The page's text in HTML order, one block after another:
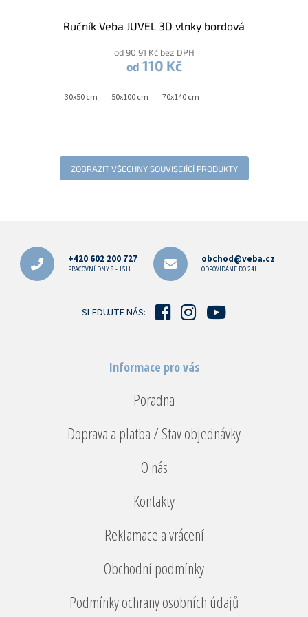
Ručník Veba JUVEL 3D vlnky bordová
od 90,91 Kč bez DPH
od 110 Kč
30x50 cm 50x100 cm 70x140 cm
ZOBRAZIT VŠECHNY SOUVISEJÍCÍ PRODUKTY
+420 602 200 727
PRACOVNÍ DNY 8 - 15H
obchod@veba.cz
ODPOVÍDÁME DO 24H
SLEDUJTE NÁS:
Informace pro vás
Poradna
Doprava a platba / Stav objednávky
O nás
Kontakty
Reklamace a vrácení
Obchodní podmínky
Podmínky ochrany osobních údajů